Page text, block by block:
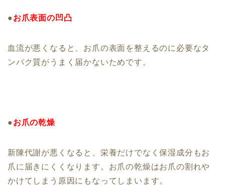
●お爪表面の凹凸
血流が悪くなると、お爪の表面を整えるのに 必要なタ
ンパク質がうまく届かないためです。
●お爪の乾燥
新陳代謝が悪くなると、栄養だけでなく保湿成分もお
爪に届きにくくなります。お爪の乾燥はお爪の割れや
かけてしまう原因にもなってしまいます。